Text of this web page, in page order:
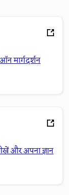
मार्गदर्शन
और अपना ज्ञान